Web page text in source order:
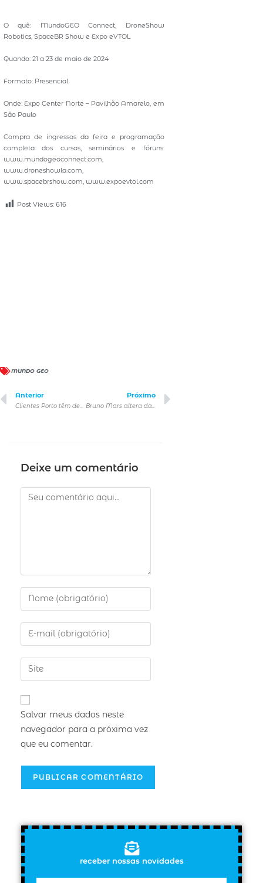
O quê: MundoGEO Connect, DroneShow
Robotics, SpaceBR Show e Expo eVTOL
Quando: 21 a 23 de maio de 2024
Formato: Presencial
Onde: Expo Center Norte – Pavilhão Amarelo, em
São Paulo
Compra de ingressos da feira e programação
completa dos cursos, seminários e fóruns:
www.mundogeoconnect.com,
www.droneshowla.com,
www.spacebrshow.com, www.expoevtol.com
Post Views: 616
MUNDO GEO
Anterior
Clientes Porto têm descontos de até 25% para o novo espetáculo do Cirque du Soleil
Próximo
Bruno Mars altera datas no Rio de Janeiro e Brasília e anuncia shows extras
Deixe um comentário
Salvar meus dados neste
navegador para a próxima vez
que eu comentar.
receber nossas novidades